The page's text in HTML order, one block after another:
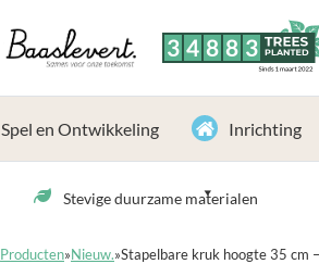
3 4 8 8 3 TREES
PLANTED
Sinds 1 maart 2022
Spel en Ontwikkeling Inrichting
Stevige duurzame materialen
Producten» Nieuw.»Stapelbare kruk hoogte 35 cm